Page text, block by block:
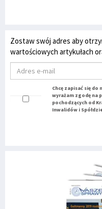
Zostaw swój adres aby
wartościowych artykułach
Chcę zapisać się
wyrażam zgodę na
pochodzących od
Inwalidów i